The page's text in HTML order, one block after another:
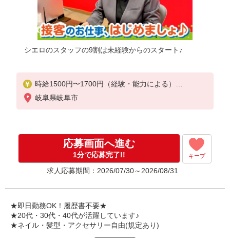
シエロのスタッフの9割は未経験からのスタート♪
時給1500円〜1700円（経験・能力による）
※残業代支給
★交通費別途支給（規定あり）
入社祝い金10万円支給(規定有)
お友達を紹介頂くと,
インセンティブ支給(規定有)
゜・。○。・゜+゜・。○。・゜+゜
岐阜県岐阜市
応募画面へ進む
1分で応募完了!! キープ
求人応募期間：2026/07/30～2026/08/31
★即日勤務OK！履歴書不要★
★20代・30代・40代が活躍しています♪
★ネイル・髪型・アクセサリー自由(規定あり)